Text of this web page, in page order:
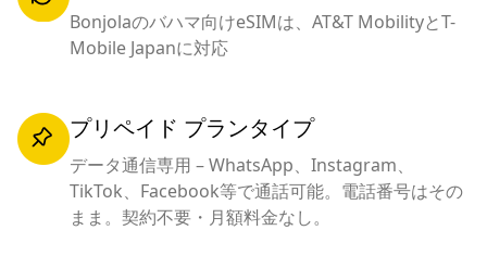
Bonjolaのバハマ向けeSIMは、AT&T MobilityとT-
Mobile Japanに対応
プリペイド プランタイプ
データ通信専用 – WhatsApp、Instagram、
TikTok、Facebook等で通話可能。電話番号はその
まま。契約不要・月額料金なし。